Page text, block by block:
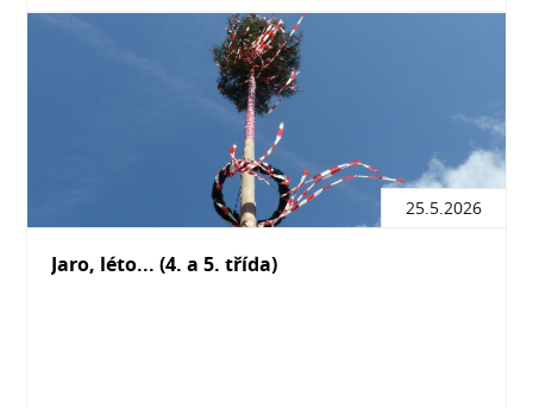
25.5.2026
Jaro, léto... (4. a 5. třída)